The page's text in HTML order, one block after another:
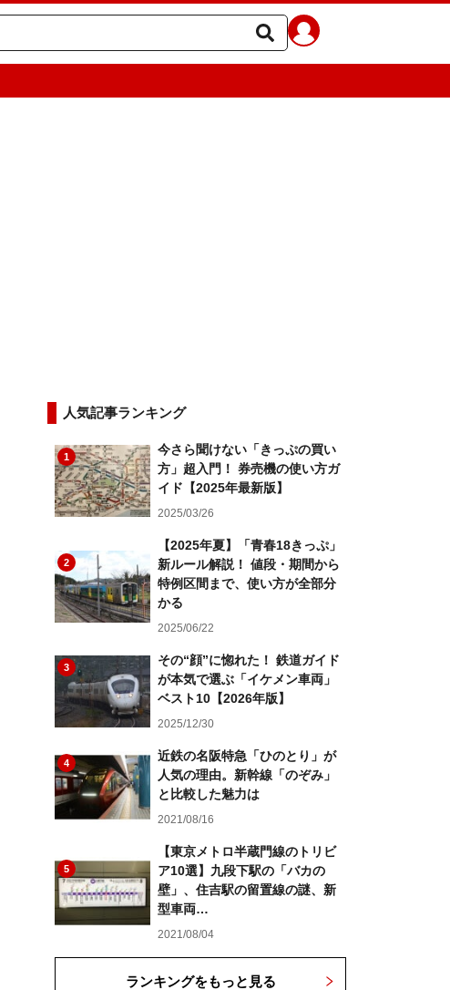
人気記事ランキング
1
今さら聞けない「きっぷの買い
方」超入門！ 券売機の使い方ガ
イド【2025年最新版】
2025/03/26
2
【2025年夏】「青春18きっぷ」
新ルール解説！ 値段・期間から
特例区間まで、使い方が全部分
かる
2025/06/22
3
その“顔”に惚れた！ 鉄道ガイド
が本気で選ぶ「イケメン車両」
ベスト10【2026年版】
2025/12/30
4
近鉄の名阪特急「ひのとり」が
人気の理由。新幹線「のぞみ」
と比較した魅力は
2021/08/16
5
【東京メトロ半蔵門線のトリビ
ア10選】九段下駅の「バカの
壁」、住吉駅の留置線の謎、新
型車両…
2021/08/04
ランキングをもっと見る